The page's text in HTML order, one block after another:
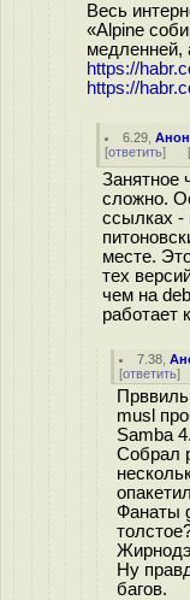
Весь
«Alpine
медленней,
https://
https://
6.29 ,
[ответить] [
Занятное
сложно.
ссылках -
месте.
тех
чем на
работает
7.38 ,
[ответить]
musl
Samba 4.
Собрал
Фанаты
Ну
багов.